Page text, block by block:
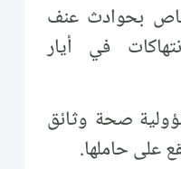
مقتل 9 أشخاص بحوادث عنف
وتعرض 8 لانتهاكات في أيار
صحة وثائق
على حاملها.